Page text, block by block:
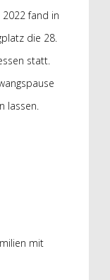
2022 fand in
die 28.
statt.
lassen.
mit